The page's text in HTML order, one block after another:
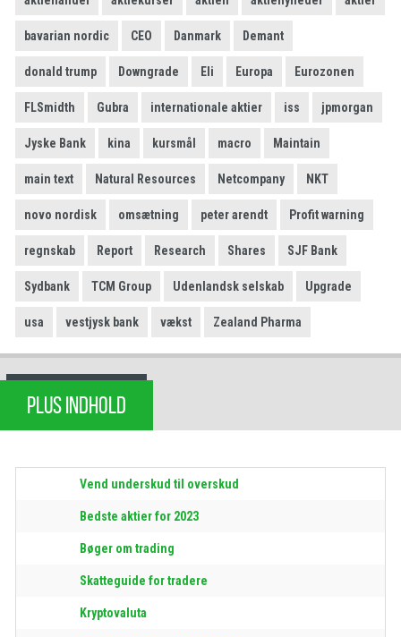
bavarian nordic CEO Danmark Demant
donald trump Downgrade Eli Europa Eurozonen
FLSmidth Gubra internationale aktier iss jpmorgan
Jyske Bank kina kursmål macro Maintain
main text Natural Resources Netcompany NKT
novo nordisk omsætning peter arendt Profit warning
regnskab Report Research Shares SJF Bank
Sydbank TCM Group Udenlandsk selskab Upgrade
usa vestjysk bank vækst Zealand Pharma
PLUS INDHOLD
Vend underskud til overskud
Bedste aktier for 2023
Bøger om trading
Skatteguide for tradere
Kryptovaluta